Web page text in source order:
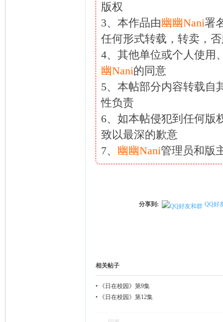
版权
3、本作品由幽幽Nani署
任何形式转载，转卖，
4、其他单位或个人使用
幽Nani的同意
5、本帖部分内容转载自
性负责
6、如本帖侵犯到任何版
致以最深的歉意
7、 幽幽Nani管理员和版
分享到: QQ好
相关帖子
•
《日在校园》第9集
•
《日在校园》第12集